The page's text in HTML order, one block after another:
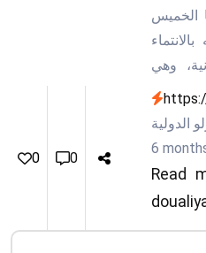
0 0
روسيا الخميس
وهي
في
خلفية
6
Read